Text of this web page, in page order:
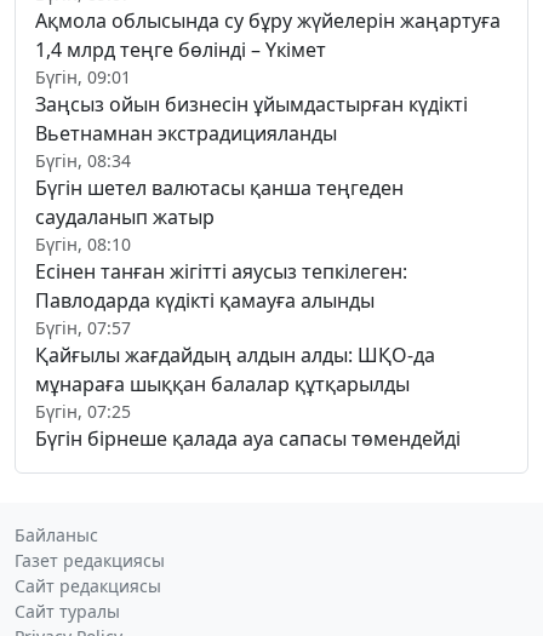
Ақмола облысында су бұру жүйелерін жаңартуға
1,4 млрд теңге бөлінді – Үкімет
Бүгін, 09:01
Заңсыз ойын бизнесін ұйымдастырған күдікті
Вьетнамнан экстрадицияланды
Бүгін, 08:34
Бүгін шетел валютасы қанша теңгеден
саудаланып жатыр
Бүгін, 08:10
Есінен танған жігітті аяусыз тепкілеген:
Павлодарда күдікті қамауға алынды
Бүгін, 07:57
Қайғылы жағдайдың алдын алды: ШҚО-да
мұнараға шыққан балалар құтқарылды
Бүгін, 07:25
Бүгін бірнеше қалада ауа сапасы төмендейді
Байланыс
Газет редакциясы
Сайт редакциясы
Сайт туралы